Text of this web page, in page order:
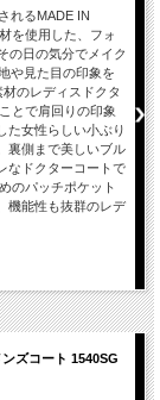
れるMADE IN
を使用した、フォ
の日の気分でメイク
や見た目の印象を
のレディスドクタ
とで肩回りの印象
た女性らしい小ぶり
裏側まで美しいブル
なドクターコートで
のパッチポケット
機能性も抜群のレデ
ズコート 1540SG